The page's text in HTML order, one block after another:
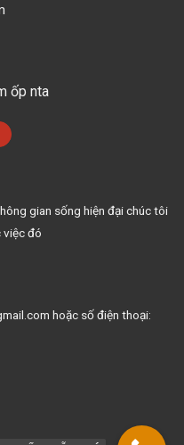
ốp nta
gian sống hiện đại chúc tôi
việc đó
hoặc số điện thoại: